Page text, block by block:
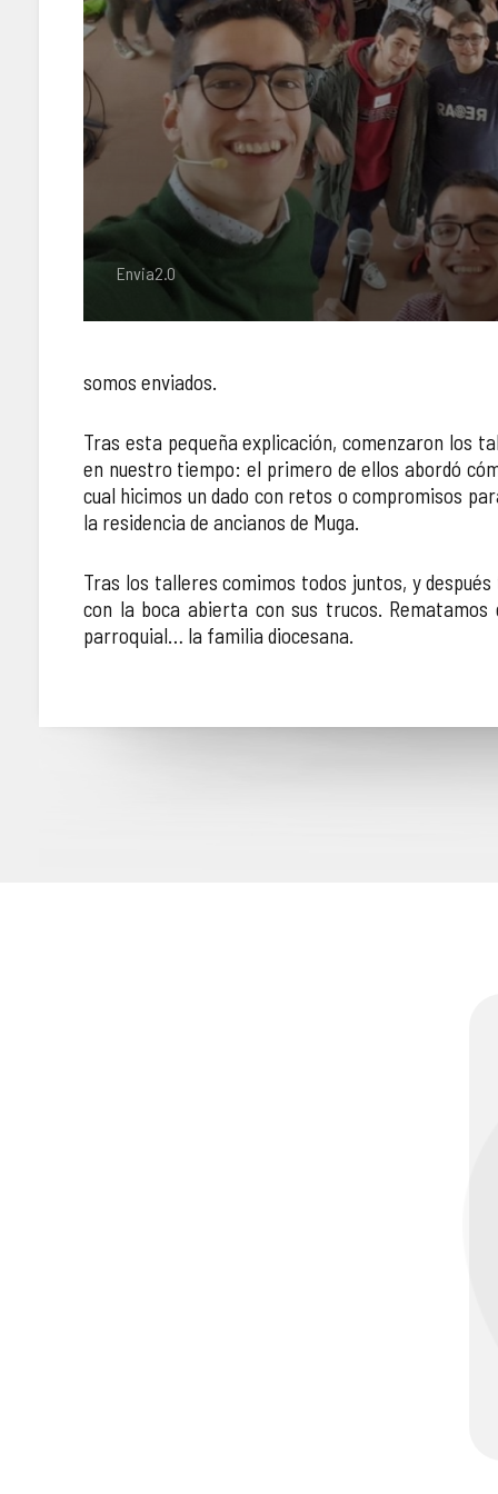
Envia2.0
somos enviados.
Tras esta pequeña explicación, comenzaron los
en nuestro tiempo: el primero de ellos abordó
cual hicimos un dado con retos o compromisos
la residencia de ancianos de Muga.
Tras los talleres comimos todos juntos, y
con la boca abierta con sus trucos.
parroquial… la familia diocesana.